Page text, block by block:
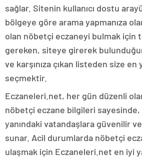
sağlar. Sitenin kullanıcı dostu
bölgeye göre arama yapmanıza
olan nöbetçi eczaneyi bulmak için
gereken, siteye girerek
ve karşınıza çıkan listeden size en
seçmektir.
Eczaneleri.net, her gün düzenli
nöbetçi eczane bilgileri
yanındaki vatandaşlara güvenilir ve
sunar. Acil durumlarda nöbetçi
ulaşmak için Eczaneleri.net en iyi